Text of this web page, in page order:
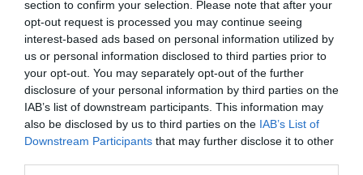
section to confirm your selection. Please note that after your
opt-out request is processed you may continue seeing
interest-based ads based on personal information utilized by
us or personal information disclosed to third parties prior to
your opt-out. You may separately opt-out of the further
disclosure of your personal information by third parties on the
IAB’s list of downstream participants. This information may
also be disclosed by us to third parties on the IAB’s List of
Downstream Participants that may further disclose it to other
Tags
ΝΕΕΣ ΤΑΙΝΙΕΣ - ΤΑΙΝΙΕΣ ΤΗΣ ΕΒΔΟΜΑΔΑΣ
ΞΕΝΕΣ ΤΑΙΝΙΕΣ
ΟΡΣΟΝ ΓΟΥΕΛΣ
ΣΙΝΕΦΙΛ
Newsletter
Κάθε βδομάδα στο e-mail σας τα τελευταία νέα για
την Τέχνη και τον Πολιτισμό!